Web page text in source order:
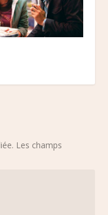
Les champs